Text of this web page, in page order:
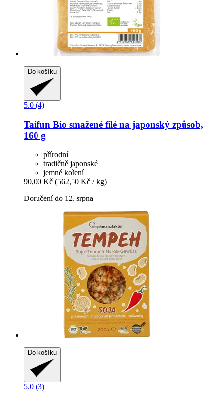
Do košíku
5.0 (4)
Taifun Bio smažené filé na japonský způsob,
160 g
přírodní
tradičně japonské
jemné koření
90,00 Kč (562,50 Kč / kg)
Doručení do 12. srpna
Do košíku
5.0 (3)